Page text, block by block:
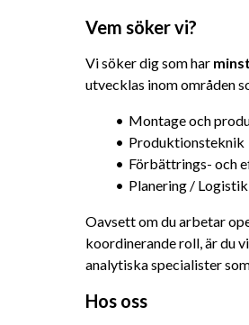
Vem söker vi?
Vi söker dig som har
utvecklas inom områden
Montage och
Produktionsteknik
Förbättrings- och
Planering / Logistik
Oavsett om du arbetar
koordinerande roll, är du
analytiska specialister
Hos oss